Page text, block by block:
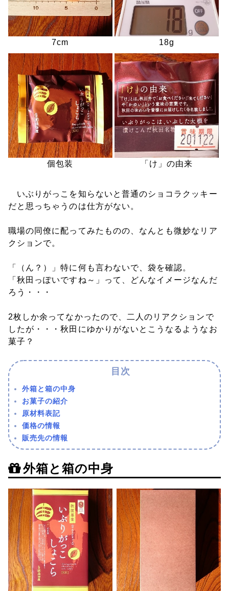
7cm 18g
個包装 「け」の由来
いぶりがっこを知らないと普通のショコラクッキー
だと思っちゃうのは仕方がない。
職場の同僚に配ってみたものの、なんとも微妙なリア
クションで。
「（ん？）」特に何も言わないで、袋を確認。
「秋田っぽいですね～」って、どんなイメージなんだ
ろう・・・
2枚しか余ってなかったので、二人のリアクションで
したが・・・秋田にゆかりがないとこうなるようなお
菓子？
外箱と箱の中身
お菓子の紹介
原材料表記
価格の情報
販売先の情報
外箱と箱の中身